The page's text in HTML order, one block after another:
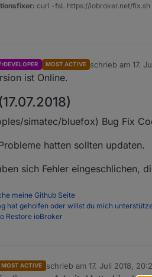
curl -fsL https://iobroker.net/fix.sh
DEVELOPER MOST ACTIVE schrieb am17.
zuletzt editiert
ist Online.
simatec/bluefox) Bug Fix
hatten sollten updaten.
sich Fehler eingeschlichen,
meine Github Seite
hat geholfen oder willst du mich
Restore ioBroker
MOST ACTIVE schrieb am 17. Juli 2018,
zuletzt editiert von